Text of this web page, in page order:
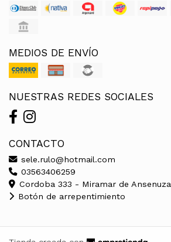
MEDIOS DE ENVÍO
NUESTRAS REDES SOCIALES
CONTACTO
sele.rulo@hotmail.com
03563406259
Cordoba 333 - Miramar de Ansenuza
Botón de arrepentimiento